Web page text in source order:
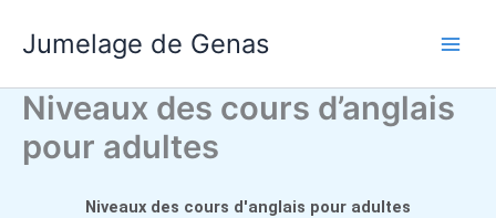
Jumelage de Genas
Niveaux des cours d’anglais
pour adultes
Niveaux des cours d'anglais pour adultes